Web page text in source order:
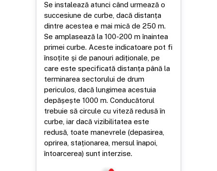
Se instalează atunci când urmează o
succesiune de curbe, dacă distanța
dintre acestea e mai mică de 250 m.
Se amplasează la 100-200 m înaintea
primei curbe. Aceste indicatoare pot fi
însoțite și de panouri adiționale, pe
care este specificată distanța până la
terminarea sectorului de drum
periculos, dacă lungimea acestuia
depășește 1000 m. Conducătorul
trebuie să circule cu viteză redusă în
curbe, iar dacă vizibilitatea este
redusă, toate manevrele (depasirea,
oprirea, staționarea, mersul înapoi,
întoarcerea) sunt interzise.